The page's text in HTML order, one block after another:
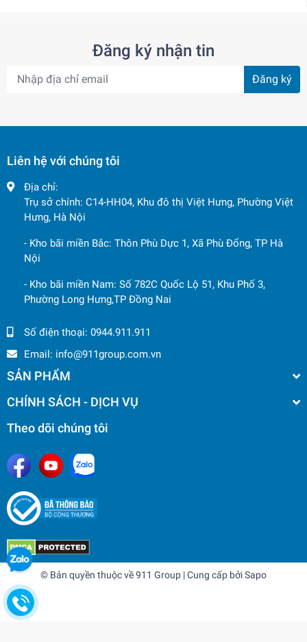
Đăng ký nhận tin
Đăng ký
Liên hệ với chúng tôi
Địa chỉ:
Trụ sở chính: C14-HH04, Khu đô thị Việt Hưng, Phường Việt
Hưng, Hà Nội
- Kho bãi miền Bắc: Thôn Phù Dực 1, Xã Phù Đổng, TP Hà
Nội
- Kho bãi miền Nam: Số 782C Quốc Lộ 51, Khu Phố 3,
Phường Long Hưng,TP Đồng Nai
Số điện thoại: 0944.911.911
Email: info@911group.com.vn
SẢN PHẨM
CHÍNH SÁCH - DỊCH VỤ
Theo dõi chúng tôi
© Bản quyền thuộc về911 Group | Cung cấp bởiSapo